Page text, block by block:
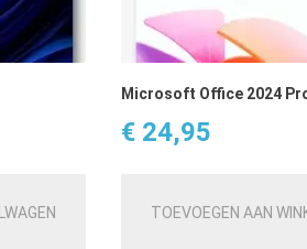
Microsoft Office 2024
€24,95
TOEVOEGEN AAN